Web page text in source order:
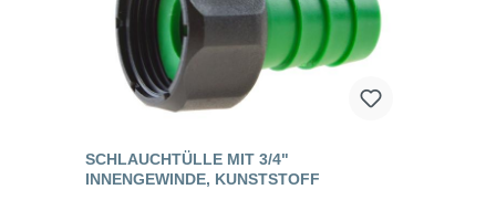
SCHLAUCHTÜLLE MIT 3/4"
INNENGEWINDE, KUNSTSTOFF